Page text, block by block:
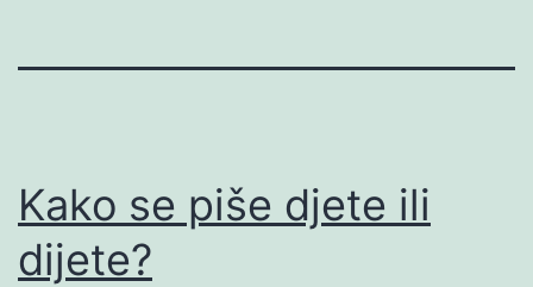
Kako se piše djete ili
dijete?